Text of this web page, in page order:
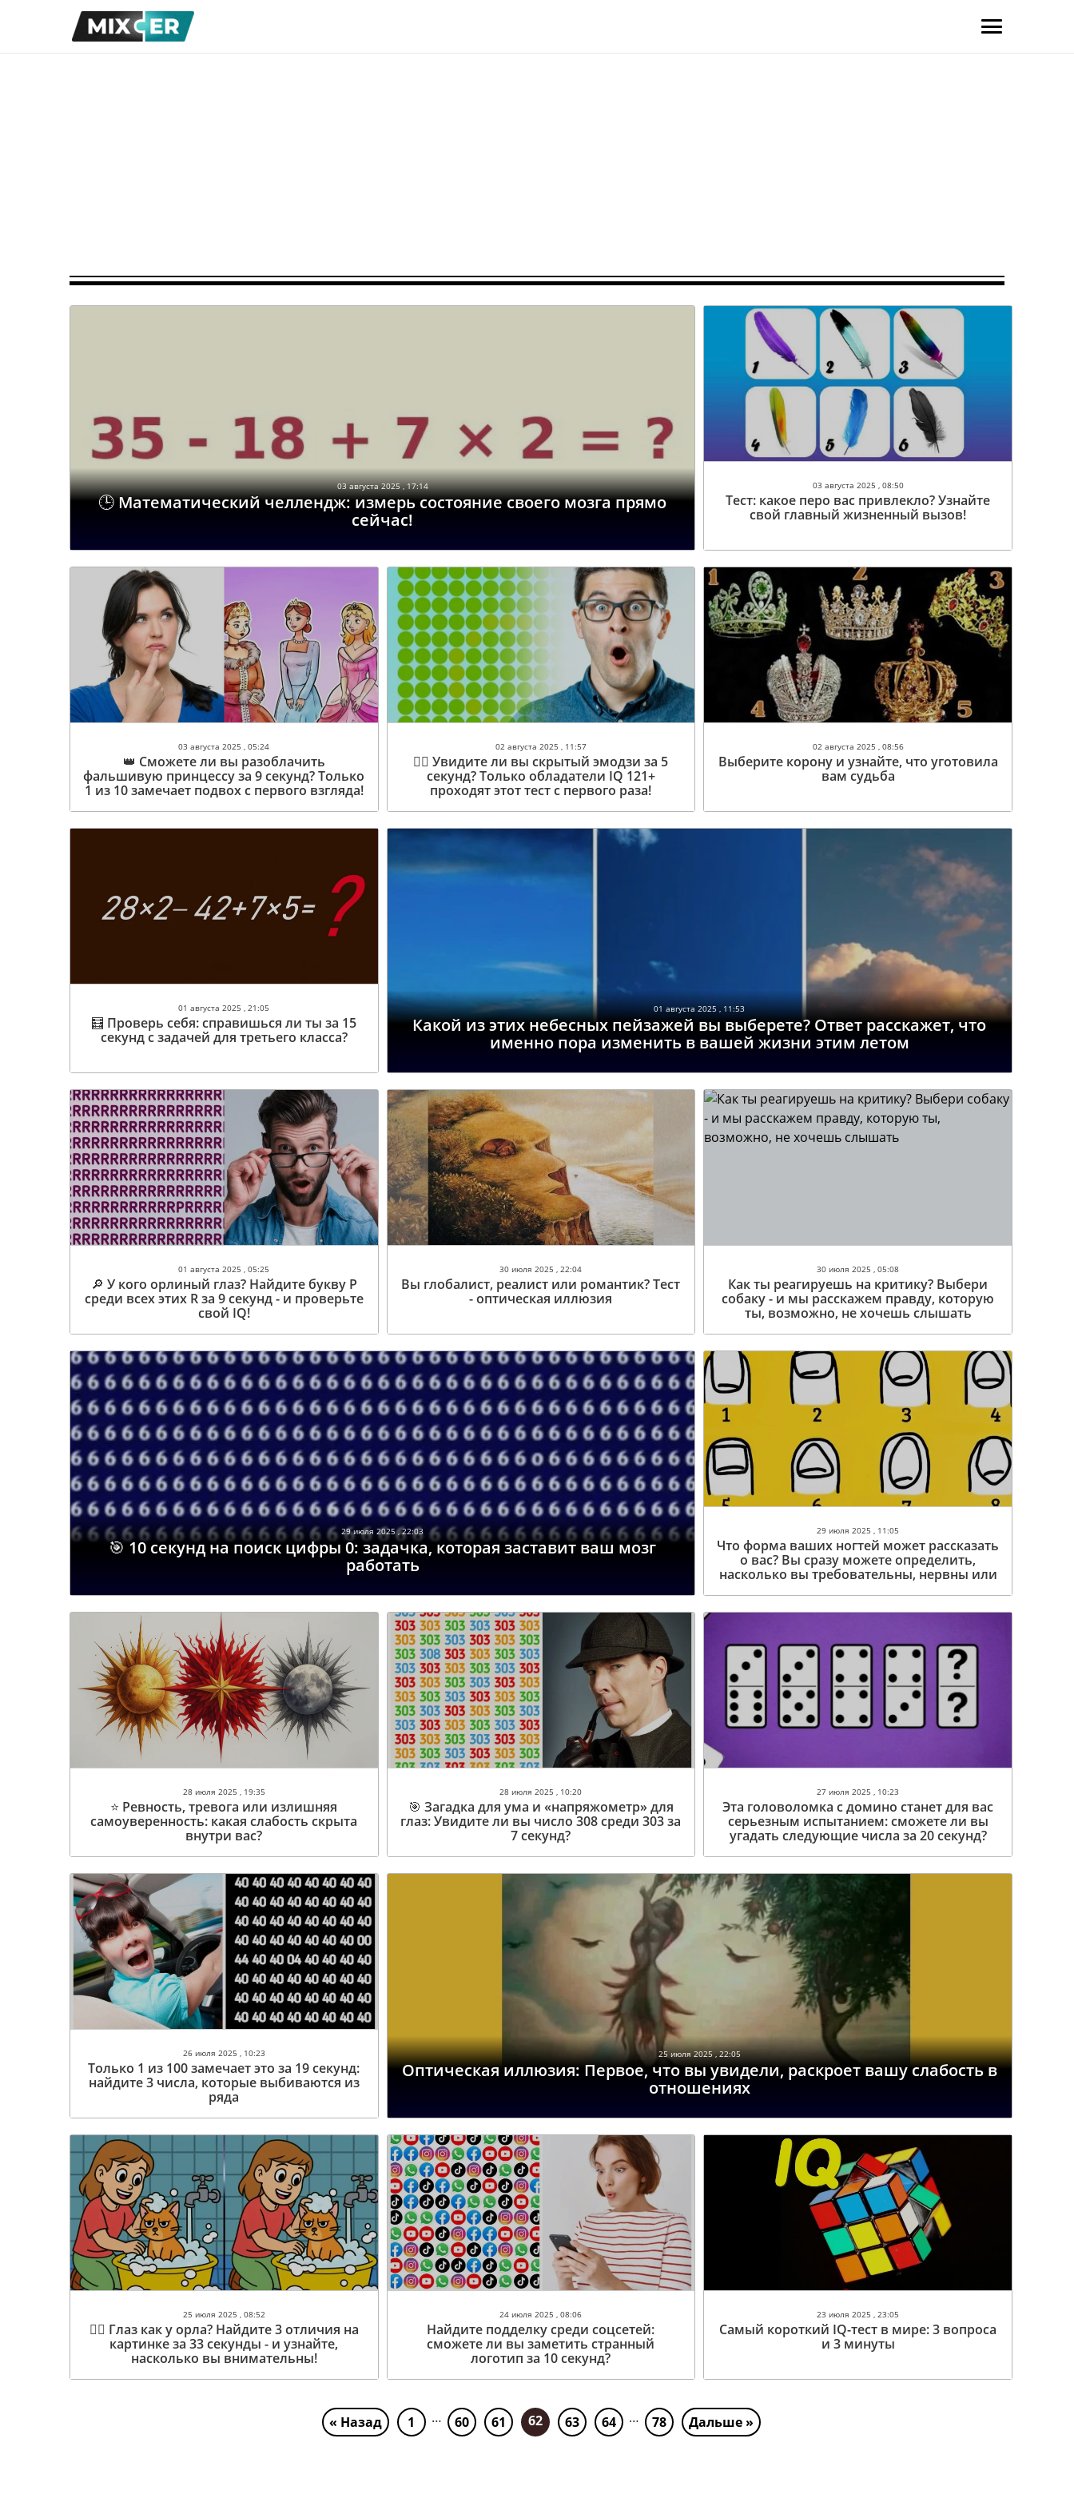
03 августа 2025 , 17:14
🕒 Математический челлендж: измерь состояние своего мозга прямо
сейчас!
03 августа 2025 , 08:50
Тест: какое перо вас привлекло? Узнайте
свой главный жизненный вызов!
03 августа 2025 , 05:24
👑 Сможете ли вы разоблачить
фальшивую принцессу за 9 секунд? Только
1 из 10 замечает подвох с первого взгляда!
02 августа 2025 , 11:57
🕵️‍♂️ Увидите ли вы скрытый эмодзи за 5
секунд? Только обладатели IQ 121+
проходят этот тест с первого раза!
02 августа 2025 , 08:56
Выберите корону и узнайте, что уготовила
вам судьба
01 августа 2025 , 21:05
🧮 Проверь себя: справишься ли ты за 15
секунд с задачей для третьего класса?
01 августа 2025 , 11:53
Какой из этих небесных пейзажей вы выберете? Ответ расскажет, что
именно пора изменить в вашей жизни этим летом
01 августа 2025 , 05:25
🔎 У кого орлиный глаз? Найдите букву P
среди всех этих R за 9 секунд - и проверьте
свой IQ!
30 июля 2025 , 22:04
Вы глобалист, реалист или романтик? Тест
- оптическая иллюзия
30 июля 2025 , 05:08
Как ты реагируешь на критику? Выбери
собаку - и мы расскажем правду, которую
ты, возможно, не хочешь слышать
29 июля 2025 , 22:03
🎯 10 секунд на поиск цифры 0: задачка, которая заставит ваш мозг
работать
29 июля 2025 , 11:05
Что форма ваших ногтей может рассказать
о вас? Вы сразу можете определить,
насколько вы требовательны, нервны или
28 июля 2025 , 19:35
⭐️ Ревность, тревога или излишняя
самоуверенность: какая слабость скрыта
внутри вас?
28 июля 2025 , 10:20
🎯 Загадка для ума и «напряжометр» для
глаз: Увидите ли вы число 308 среди 303 за
7 секунд?
27 июля 2025 , 10:23
Эта головоломка с домино станет для вас
серьезным испытанием: сможете ли вы
угадать следующие числа за 20 секунд?
26 июля 2025 , 10:23
Только 1 из 100 замечает это за 19 секунд:
найдите 3 числа, которые выбиваются из
ряда
25 июля 2025 , 22:05
Оптическая иллюзия: Первое, что вы увидели, раскроет вашу слабость в
отношениях
25 июля 2025 , 08:52
🕵️‍♀️ Глаз как у орла? Найдите 3 отличия на
картинке за 33 секунды - и узнайте,
насколько вы внимательны!
24 июля 2025 , 08:06
Найдите подделку среди соцсетей:
сможете ли вы заметить странный
логотип за 10 секунд?
23 июля 2025 , 23:05
Самый короткий IQ-тест в мире: 3 вопроса
и 3 минуты
« Назад 1 … 60 61 62 63 64 … 78 Дальше »